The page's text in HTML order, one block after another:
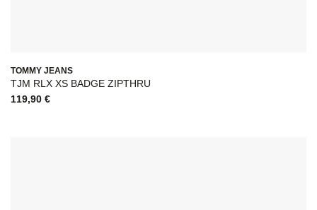
TOMMY JEANS
TJM RLX XS BADGE ZIPTHRU
119,90 €